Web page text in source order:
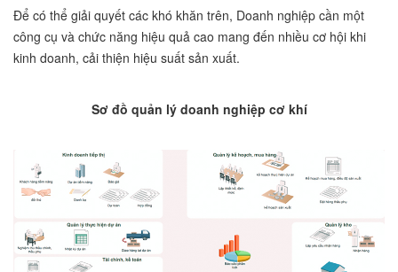
Để có thể giải quyết các khó khăn trên, Doanh nghiệp cần một
công cụ và chức năng hiệu quả cao mang đến nhiều cơ hội khi
kinh doanh, cải thiện hiệu suất sản xuất.
Sơ đồ quản lý doanh nghiệp cơ khí